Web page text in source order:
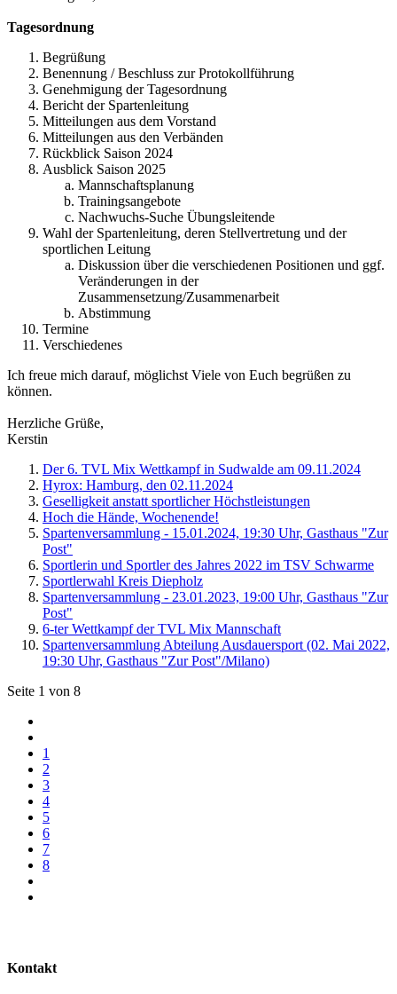
Tagesordnung
Begrüßung
Benennung / Beschluss zur Protokollführung
Genehmigung der Tagesordnung
Bericht der Spartenleitung
Mitteilungen aus dem Vorstand
Mitteilungen aus den Verbänden
Rückblick Saison 2024
Ausblick Saison 2025
Mannschaftsplanung
Trainingsangebote
Nachwuchs-Suche Übungsleitende
Wahl der Spartenleitung, deren Stellvertretung und der
sportlichen Leitung
Diskussion über die verschiedenen Positionen und ggf.
Veränderungen in der
Zusammensetzung/Zusammenarbeit
Abstimmung
Termine
Verschiedenes
Ich freue mich darauf, möglichst Viele von Euch begrüßen zu
können.
Herzliche Grüße,
Kerstin
Der 6. TVL Mix Wettkampf in Sudwalde am 09.11.2024
Hyrox: Hamburg, den 02.11.2024
Geselligkeit anstatt sportlicher Höchstleistungen
Hoch die Hände, Wochenende!
Spartenversammlung - 15.01.2024, 19:30 Uhr, Gasthaus "Zur
Post"
Sportlerin und Sportler des Jahres 2022 im TSV Schwarme
Sportlerwahl Kreis Diepholz
Spartenversammlung - 23.01.2023, 19:00 Uhr, Gasthaus "Zur
Post"
6-ter Wettkampf der TVL Mix Mannschaft
Spartenversammlung Abteilung Ausdauersport (02. Mai 2022,
19:30 Uhr, Gasthaus "Zur Post"/Milano)
Seite 1 von 8
1
2
3
4
5
6
7
8
Kontakt